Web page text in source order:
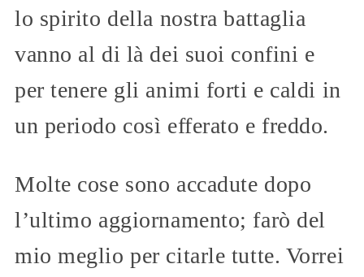
lo spirito della nostra battaglia
vanno al di là dei suoi confini e
per tenere gli animi forti e caldi in
un periodo così efferato e freddo.
Molte cose sono accadute dopo
l’ultimo aggiornamento; farò del
mio meglio per citarle tutte. Vorrei